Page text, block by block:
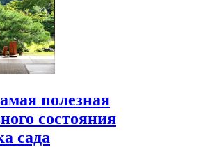
полезная
состояния
сада